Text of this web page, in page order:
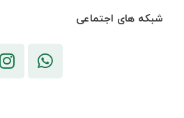
شبکه های اجتماعی